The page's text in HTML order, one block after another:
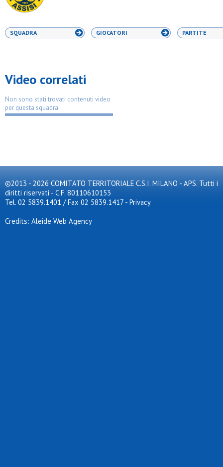
SQUADRA GIOCATORI PARTITE
Video correlati
Non sono stati trovati contenuti video
per questa squadra
©2013 - 2026 COMITATO TERRITORIALE C.S.I. MILANO - APS. Tutti i
diritti riservati - C.F. 80110610153
Tel. 02 5839.1401 / Fax 02 5839.1417 - Privacy
Credits: Aleide Web Agency